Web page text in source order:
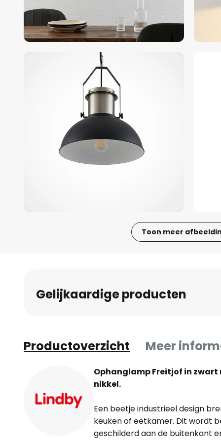
Toon meer
vanGelijkaardige producten
Productoverzicht Meer
Ophanglamp Freitjof in
nikkel.
Een beetje industrieel design
keuken of eetkamer. Dit wordt
geschilderd aan de buitenkant